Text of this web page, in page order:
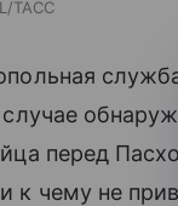
ТАСС
перед
чему не